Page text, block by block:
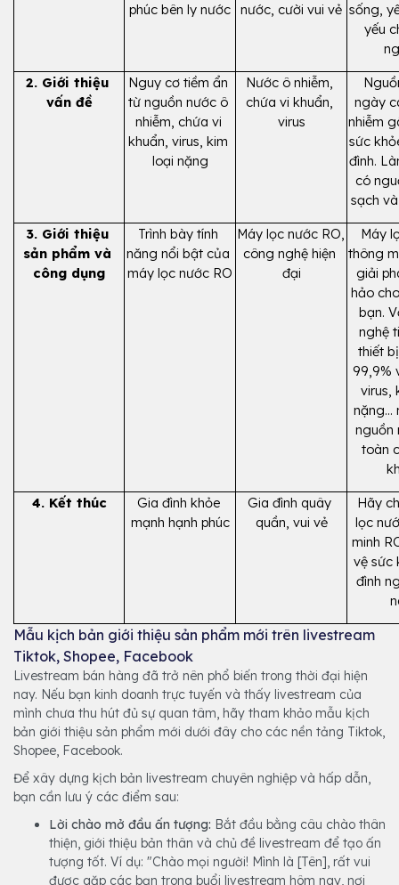
phúc bên ly nước nước, cười vui vẻ sống,
yếu
2. Giới thiệu
vấn đề
Nguy cơ tiềm ẩn
từ nguồn nước ô
nhiễm, chứa vi
khuẩn, virus, kim
loại nặng
Nước ô nhiễm,
chứa vi khuẩn,
virus
ngày
nhiễm
sức
đình.
có
sạch
3. Giới thiệu
sản phẩm và
công dụng
Trình bày tính
năng nổi bật của
máy lọc nước RO
Máy lọc nước RO,
công nghệ hiện
đại
Máy
thông
giải
hảo
bạn.
nghệ
thiết
99,9%
virus,
nặng...
nguồn
toàn
4. Kết thúc
Gia đình khỏe
mạnh hạnh phúc
Gia đình quây
quần, vui vẻ
Hãy
lọc
minh
vệ sức
đình
Mẫu kịch bản giới thiệu sản phẩm mới trên livestream
Tiktok, Shopee, Facebook
Livestream bán hàng đã trở nên phổ biến trong thời đại hiện
nay. Nếu bạn kinh doanh trực tuyến và thấy livestream của
mình chưa thu hút đủ sự quan tâm, hãy tham khảo mẫu kịch
bản giới thiệu sản phẩm mới dưới đây cho các nền tảng Tiktok,
Shopee, Facebook.
Để xây dựng kịch bản livestream chuyên nghiệp và hấp dẫn,
bạn cần lưu ý các điểm sau:
Lời chào mở đầu ấn tượng: Bắt đầu bằng câu chào thân
thiện, giới thiệu bản thân và chủ đề livestream để tạo ấn
tượng tốt. Ví dụ: "Chào mọi người! Mình là [Tên], rất vui
được gặp các bạn trong buổi livestream hôm nay, nơi